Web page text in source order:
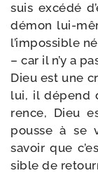
suis excé­dé
démon lui-​
l’im­pos­sible
– car il n’y a
Dieu est une
lui, il dépend
rence, Dieu
pousse à se
savoir que
sible de